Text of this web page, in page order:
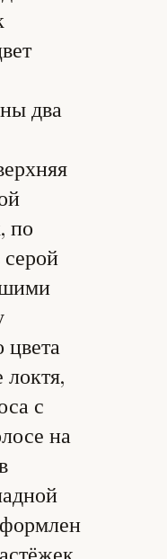
два
по
с
на